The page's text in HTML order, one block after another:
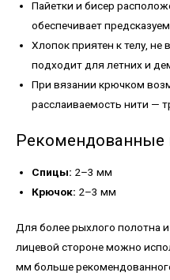
Пайетки и бисер
обеспечивает
Хлопок приятен к телу, не
подходит для летних и
При вязании крючком
расслаиваемость нити —
Рекомендованные
Спицы: 2–3 мм
Крючок: 2–3 мм
Для более рыхлого полотна
лицевой стороне можно
мм больше